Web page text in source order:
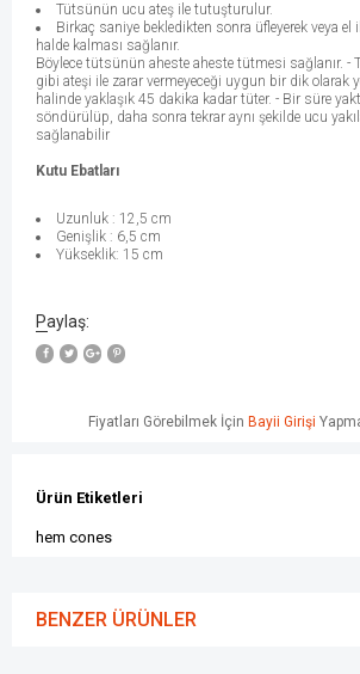
Fiyatları Görebilmek İçin Bayii Girişi
Tütsünün ucu ateş ile tutuşturulur.
Birkaç saniye bekledikten sonra üfleyerek veya el
halde kalması sağlanır.
Böylece tütsünün aheste aheste tütmesi sağlanır. -
gibi ateşi ile zarar vermeyeceği uygun bir dik olarak
halinde yaklaşık 45 dakika kadar tüter. - Bir süre
söndürülüp, daha sonra tekrar aynı şekilde ucu
sağlanabilir
Kutu Ebatları
Uzunluk : 12,5 cm
Genişlik : 6,5 cm
Yükseklik: 15 cm
Paylaş:
Ürün Etiketleri
hem cones
BENZER ÜRÜNLER